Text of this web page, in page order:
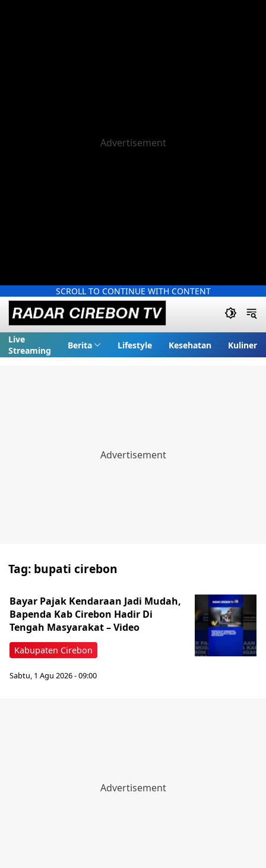
SCROLL TO CONTINUE WITH CONTENT
Live
Streaming
Berita Lifestyle Kesehatan Kuliner
Tag: bupati cirebon
Kabupaten Cirebon
Bayar Pajak Kendaraan Jadi Mudah,
Bapenda Kab Cirebon Hadir Di
Tengah Masyarakat – Video
Sabtu, 1 Agu 2026 - 09:00